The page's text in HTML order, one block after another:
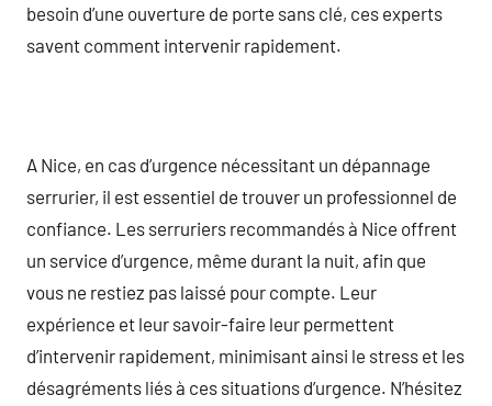
besoin d’une ouverture de porte sans clé, ces experts
savent comment intervenir rapidement.
A Nice, en cas d’urgence nécessitant un dépannage
serrurier, il est essentiel de trouver un professionnel de
confiance. Les serruriers recommandés à Nice offrent
un service d’urgence, même durant la nuit, afin que
vous ne restiez pas laissé pour compte. Leur
expérience et leur savoir-faire leur permettent
d’intervenir rapidement, minimisant ainsi le stress et les
désagréments liés à ces situations d’urgence. N’hésitez